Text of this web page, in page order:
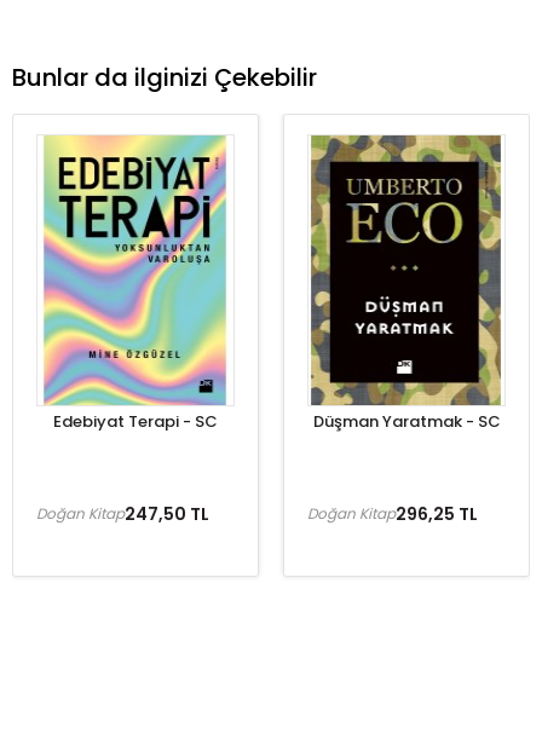
Bunlar da ilginizi Çekebilir
Edebiyat Terapi - SC
247,50 TL
Doğan Kitap
Düşman Yaratmak - SC
296,25 TL
Doğan Kitap